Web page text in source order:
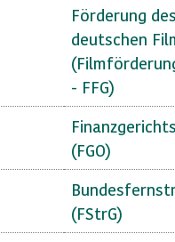
Förderung des
deutschen
- FFG)
(FGO)
(FStrG)